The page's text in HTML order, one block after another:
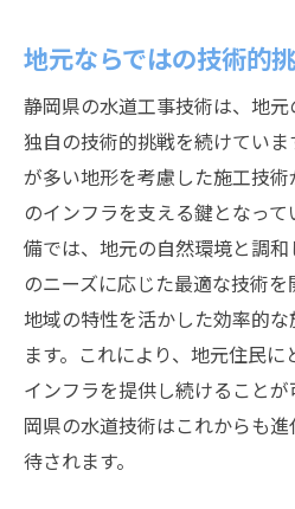
地元ならではの技術的
静岡県の水道工事技術は、地
独自の技術的挑戦を続けてい
が多い地形を考慮した施工技
のインフラを支える鍵となっ
備では、地元の自然環境と調
のニーズに応じた最適な技術を
地域の特性を活かした効率的
ます。これにより、地元住民
インフラを提供し続けること
岡県の水道技術はこれからも進
待されます。